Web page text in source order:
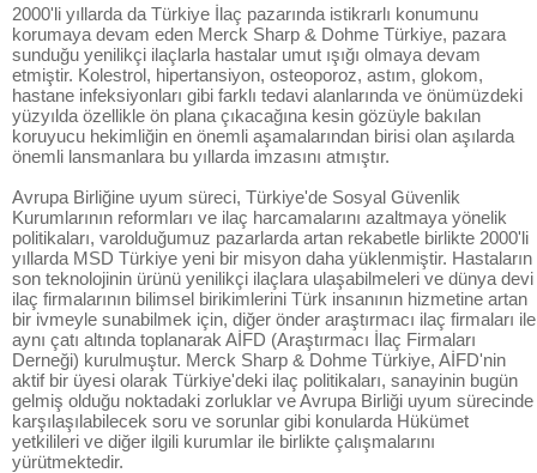
2000'li yıllarda da Türkiye İlaç pazarında istikrarlı konumunu
korumaya devam eden Merck Sharp & Dohme Türkiye, pazara
sunduğu yenilikçi ilaçlarla hastalar umut ışığı olmaya devam
etmiştir. Kolestrol, hipertansiyon, osteoporoz, astım, glokom,
hastane infeksiyonları gibi farklı tedavi alanlarında ve önümüzdeki
yüzyılda özellikle ön plana çıkacağına kesin gözüyle bakılan
koruyucu hekimliğin en önemli aşamalarından birisi olan aşılarda
önemli lansmanlara bu yıllarda imzasını atmıştır.
Avrupa Birliğine uyum süreci, Türkiye'de Sosyal Güvenlik
Kurumlarının reformları ve ilaç harcamalarını azaltmaya yönelik
politikaları, varolduğumuz pazarlarda artan rekabetle birlikte 2000'li
yıllarda MSD Türkiye yeni bir misyon daha yüklenmiştir. Hastaların
son teknolojinin ürünü yenilikçi ilaçlara ulaşabilmeleri ve dünya devi
ilaç firmalarının bilimsel birikimlerini Türk insanının hizmetine artan
bir ivmeyle sunabilmek için, diğer önder araştırmacı ilaç firmaları ile
aynı çatı altında toplanarak AİFD (Araştırmacı İlaç Firmaları
Derneği) kurulmuştur. Merck Sharp & Dohme Türkiye, AİFD'nin
aktif bir üyesi olarak Türkiye'deki ilaç politikaları, sanayinin bugün
gelmiş olduğu noktadaki zorluklar ve Avrupa Birliği uyum sürecinde
karşılaşılabilecek soru ve sorunlar gibi konularda Hükümet
yetkilileri ve diğer ilgili kurumlar ile birlikte çalışmalarını
yürütmektedir.